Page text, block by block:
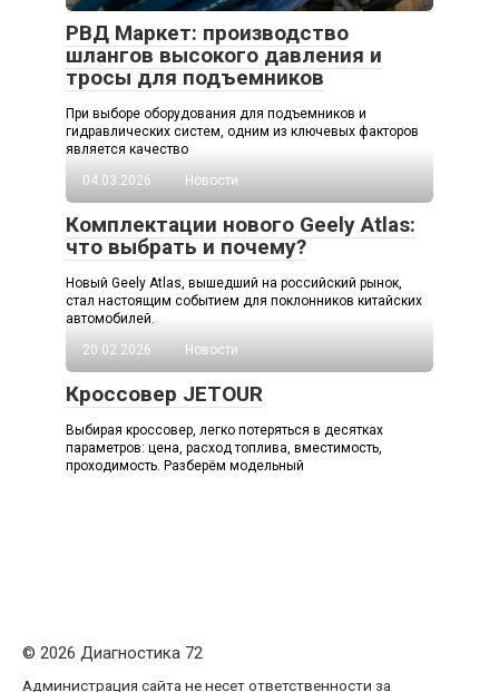
РВД Маркет: производство
шлангов высокого давления и
тросы для подъемников
При выборе оборудования для подъемников и
гидравлических систем, одним из ключевых факторов
является качество
04.03.2026
Новости
Комплектации нового Geely Atlas:
что выбрать и почему?
Новый Geely Atlas, вышедший на российский рынок,
стал настоящим событием для поклонников китайских
автомобилей.
20.02.2026
Новости
Кроссовер JETOUR
Выбирая кроссовер, легко потеряться в десятках
параметров: цена, расход топлива, вместимость,
проходимость. Разберём модельный
© 2026 Диагностика 72
Администрация сайта не несет ответственности за